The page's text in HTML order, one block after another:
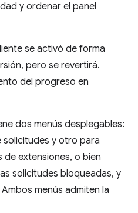
y ordenar el panel
se activó de forma
pero se revertirá.
del progreso en
dos menús desplegables:
solicitudes y otro para
de extensiones, o bien
solicitudes bloqueadas, y
menús admiten la